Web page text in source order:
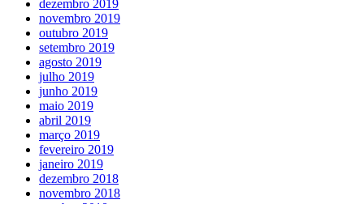
dezembro 2019
novembro 2019
outubro 2019
setembro 2019
agosto 2019
julho 2019
junho 2019
maio 2019
abril 2019
março 2019
fevereiro 2019
janeiro 2019
dezembro 2018
novembro 2018